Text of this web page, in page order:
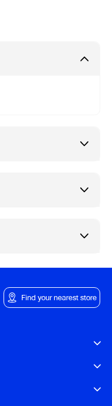
Find your nearest store